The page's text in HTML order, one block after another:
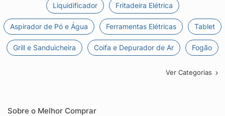
Liquidificador Fritadeira Elétrica
Aspirador de Pó e Água Ferramentas Elétricas Tablet
Grill e Sanduicheira Coifa e Depurador de Ar Fogão
Ver Categorias
Sobre o Melhor Comprar